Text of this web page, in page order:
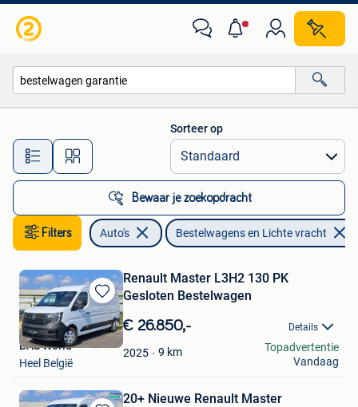
Alle afstanden…
Sorteer op
Bewaar je zoekopdracht
Filters Auto's Bestelwagens en Lichte vracht
Bewaren
in
Mijn
Favorieten
Renault Master L3H2 130 PK
Gesloten Bestelwagen
€ 26.850,- Details
2025 9 km
BAS World
Heel België
Topadvertentie
Vandaag
20+ Nieuwe Renault Master